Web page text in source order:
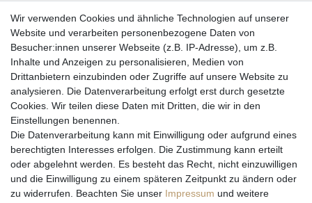
Wir versenden mit
Wir verwenden Cookies und ähnliche Technologien auf unserer
Website und verarbeiten personenbezogene Daten von
Besucher:innen unserer Webseite (z.B. IP-Adresse), um z.B.
Inhalte und Anzeigen zu personalisieren, Medien von
Drittanbietern einzubinden oder Zugriffe auf unsere Website zu
analysieren. Die Datenverarbeitung erfolgt erst durch gesetzte
Cookies. Wir teilen diese Daten mit Dritten, die wir in den
Einstellungen benennen.
Die Datenverarbeitung kann mit Einwilligung oder aufgrund eines
berechtigten Interesses erfolgen. Die Zustimmung kann erteilt
oder abgelehnt werden. Es besteht das Recht, nicht einzuwilligen
und die Einwilligung zu einem späteren Zeitpunkt zu ändern oder
zu widerrufen. Beachten Sie unser Impressum und weitere